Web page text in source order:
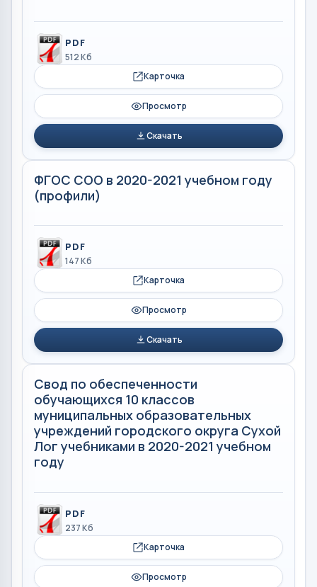
PDF
512 Кб
Карточка
Просмотр
Скачать
ФГОС СОО в 2020-2021 учебном году
(профили)
PDF
147 Кб
Карточка
Просмотр
Скачать
Свод по обеспеченности
обучающихся 10 классов
муниципальных образовательных
учреждений городского округа Сухой
Лог учебниками в 2020-2021 учебном
году
PDF
237 Кб
Карточка
Просмотр